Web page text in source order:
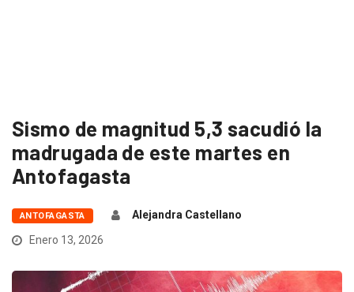
Sismo de magnitud 5,3 sacudió la
madrugada de este martes en
Antofagasta
ANTOFAGASTA
Alejandra Castellano
Enero 13, 2026